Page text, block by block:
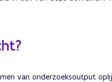
van onderzoeksoutput